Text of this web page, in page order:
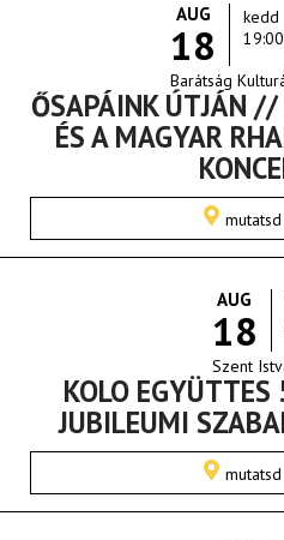
AUG
18
kedd
19:00
Barátság
ŐSAPÁINK ÚTJÁN
ÉS A MAGYAR
AUG
18
Szent
KOLO
JUBILEUMI